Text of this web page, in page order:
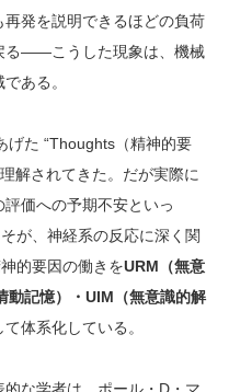
発を説明できるほどの負荷
る――こうした現象は、機械
ある。
げた “Thoughts（精神的要
解されてきた。だが実際に
価への予期不安といっ
が、神経系の反応に深く関
的要因の働きをURM （無意
動記憶）・ UIM （無意識的解
体系化している。